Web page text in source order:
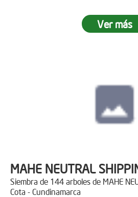
Ver más
MAHE NEUTRAL
Siembra de 144 arboles de MAHE
Cota - Cundinamarca